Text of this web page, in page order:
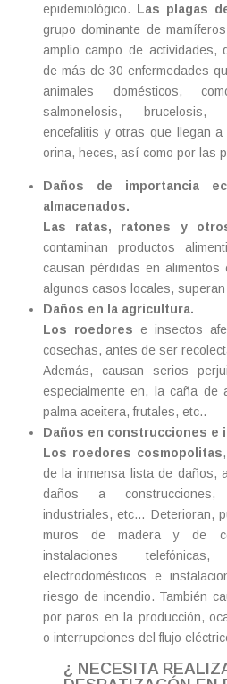
epidemiológico. Las plagas
grupo dominante de
amplio campo de actividades,
de más de 30 enfermedades
animales domésticos,
salmonelosis, brucelosis,
encefalitis y otras que llegan
orina, heces, así como por las
Daños de importancia
almacenados.
Las ratas, ratones y
contaminan productos
causan pérdidas en
algunos casos locales,
Daños en la agricultura.
Los roedores e insectos
cosechas, antes de ser
Además, causan serios
especialmente en, la caña de
palma aceitera, frutales, etc..
Daños en construcciones e
Los roedores cosmopolitas
de la inmensa lista de daños,
daños a construcciones,
industriales, etc… Deterioran,
muros de madera y de
instalaciones
electrodomésticos e
riesgo de incendio. También
por paros en la producción,
o interrupciones del flujo
¿ NECESITA